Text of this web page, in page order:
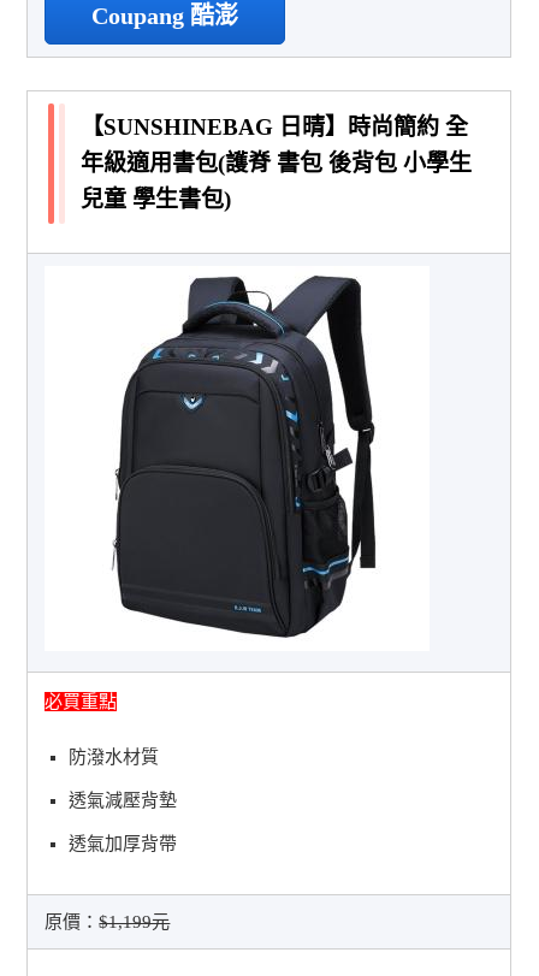
Coupang 酷澎
【SUNSHINEBAG 日晴】時尚簡約 全
年級適用書包(護脊 書包 後背包 小學生
兒童 學生書包)
必買重點
防潑水材質
透氣減壓背墊
透氣加厚背帶
原價：$1,199元